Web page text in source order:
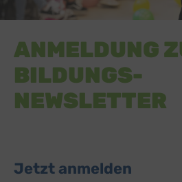
ANMELDUNG
BILDUNGS-
NEWSLETTER
Jetzt anmelden